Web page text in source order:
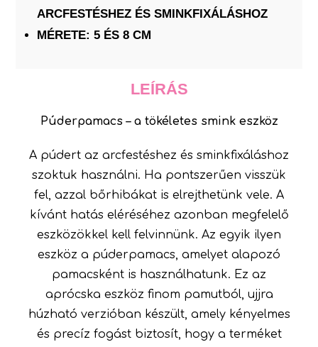
ARCFESTÉSHEZ ÉS SMINKFIXÁLÁSHOZ
MÉRETE: 5 ÉS 8 CM
LEÍRÁS
Púderpamacs – a tökéletes smink eszköz
A púdert az arcfestéshez és sminkfixáláshoz
szoktuk használni. Ha pontszerűen visszük
fel, azzal bőrhibákat is elrejthetünk vele. A
kívánt hatás eléréséhez azonban megfelelő
eszközökkel kell felvinnünk. Az egyik ilyen
eszköz a púderpamacs, amelyet alapozó
pamacsként is használhatunk. Ez az
aprócska eszköz finom pamutból, ujjra
húzható verzióban készült, amely kényelmes
és precíz fogást biztosít, hogy a terméket